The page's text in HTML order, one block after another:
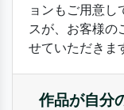
ョンもご用意
スが、お客様の
せていただきま
作品が自分